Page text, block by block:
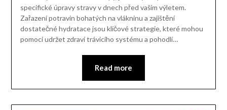
specifické úpravy stravy v dnech před vaším výletem.
Zařazení potravin bohatých na vlákninu a zajištění
dostatečné hydratace jsou klíčové strategie, které mohou
pomoci udržet zdraví trávicího systému a pohodlí…
Read more